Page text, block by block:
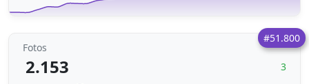
#51.800
Fotos
2.153 3